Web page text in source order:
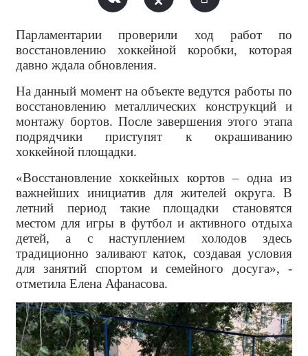
Парламентарии проверили ход работ по
восстановлению хоккейной коробки, которая
давно ждала обновления.
На данный момент на объекте ведутся работы по
восстановлению металлических конструкций и
монтажу бортов. После завершения этого этапа
подрядчики приступят к окрашиванию
хоккейной площадки.
«Восстановление хоккейных кортов – одна из
важнейших инициатив для жителей округа. В
летний период такие площадки становятся
местом для игры в футбол и активного отдыха
детей, а с наступлением холодов здесь
традиционно заливают каток, создавая условия
для занятий спортом и семейного досуга», -
отметила Елена Афанасова.